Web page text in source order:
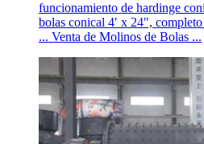
funcionamiento de hardinge
bolas conical 4′ x 24″,
... Venta de Molinos de Bolas ...